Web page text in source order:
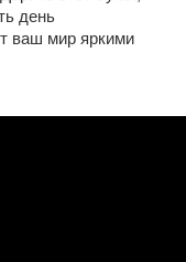
день
ваш мир яркими